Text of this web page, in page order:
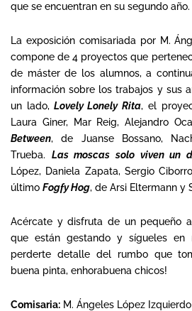
que se encuentran en su segundo año.
La exposición comisariada por M.
compone de 4 proyectos que
de máster de los alumnos, a
información sobre los trabajos y sus
un lado, Lovely Lonely Rita, el
Laura Giner, Mar Reig, Alejandro
Between, de Juanse Bossano,
Trueba. Las moscas solo viven un
López, Daniela Zapata, Sergio
último Fogfy Hog, de Arsi Eltermann y
Acércate y disfruta de un pequeño
que están gestando y sígueles en
perderte detalle del rumbo que
buena pinta, enhorabuena chicos!
Comisaria: M. Ángeles López Izquierdo